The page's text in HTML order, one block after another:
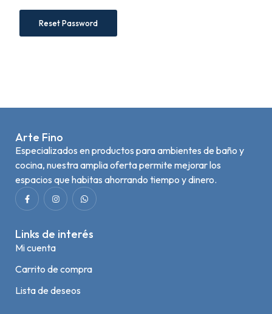
Reset Password
Arte Fino
Especializados en productos para ambientes de baño y
cocina, nuestra amplia oferta permite mejorar los
espacios que habitas ahorrando tiempo y dinero.
Links de interés
Mi cuenta
Carrito de compra
Lista de deseos